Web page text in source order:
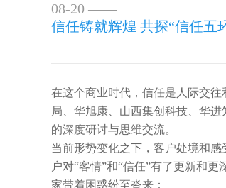
08-20 ——
信任铸就辉煌 共探“信任五
在这个商业时代，信任是人际交往
局、华旭康、山西集创科技、华进
的深度研讨与思维交流。
当前形势变化之下，客户处境和
户对“客情”和“信任”有了更新和
家带着困惑纷至沓来：